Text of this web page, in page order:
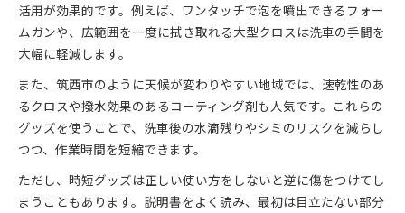
活用が効果的です。例えば、ワンタッチで泡を噴出できるフォー
ムガンや、広範囲を一度に拭き取れる大型クロスは洗車の手間を
大幅に軽減します。
また、筑西市のように天候が変わりやすい地域では、速乾性のあ
るクロスや撥水効果のあるコーティング剤も人気です。これらの
グッズを使うことで、洗車後の水滴残りやシミのリスクを減らし
つつ、作業時間を短縮できます。
ただし、時短グッズは正しい使い方をしないと逆に傷をつけてし
まうこともあります。説明書をよく読み、最初は目立たない部分